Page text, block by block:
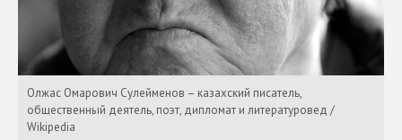
Олжас Омарович Сулейменов – казахский писатель,
общественный деятель, поэт, дипломат и литературовед /
Wikipedia